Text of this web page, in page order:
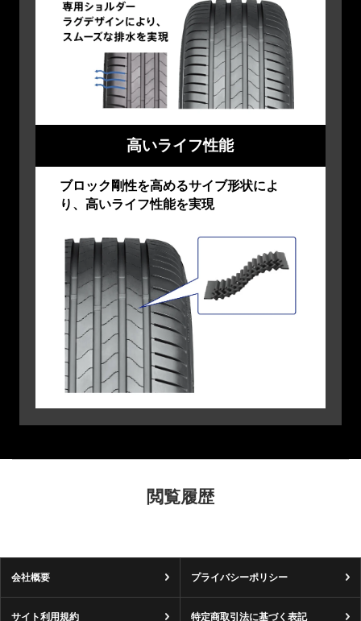
高いライフ性能
ブロック剛性を高めるサイブ形状によ
り、高いライフ性能を実現
閲覧履歴
会社概要 プライバシーポリシー
サイト利用規約 特定商取引法に基づく表記